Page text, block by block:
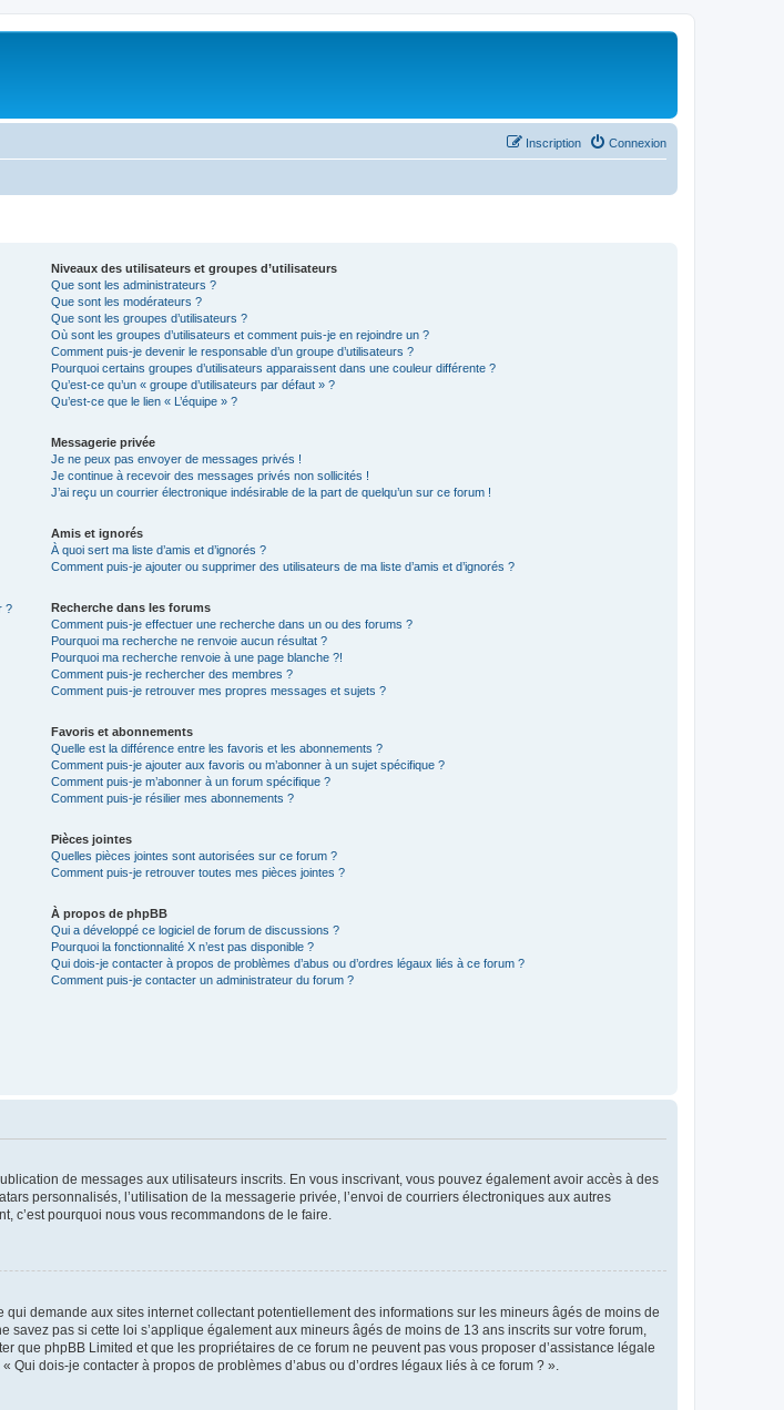
Connexion
Inscription
?
Niveaux des utilisateurs et groupes d’utilisateurs
Que sont les administrateurs ?
Que sont les modérateurs ?
Que sont les groupes d’utilisateurs ?
Où sont les groupes d’utilisateurs et comment puis-je en rejoindre un ?
Comment puis-je devenir le responsable d’un groupe d’utilisateurs ?
Pourquoi certains groupes d’utilisateurs apparaissent dans une couleur différente ?
Qu’est-ce qu’un « groupe d’utilisateurs par défaut » ?
Qu’est-ce que le lien « L’équipe » ?
Messagerie privée
Je ne peux pas envoyer de messages privés !
Je continue à recevoir des messages privés non sollicités !
J’ai reçu un courrier électronique indésirable de la part de quelqu’un sur ce forum !
Amis et ignorés
À quoi sert ma liste d’amis et d’ignorés ?
Comment puis-je ajouter ou supprimer des utilisateurs de ma liste d’amis et d’ignorés ?
Recherche dans les forums
Comment puis-je effectuer une recherche dans un ou des forums ?
Pourquoi ma recherche ne renvoie aucun résultat ?
Pourquoi ma recherche renvoie à une page blanche ?!
Comment puis-je rechercher des membres ?
Comment puis-je retrouver mes propres messages et sujets ?
Favoris et abonnements
Quelle est la différence entre les favoris et les abonnements ?
Comment puis-je ajouter aux favoris ou m’abonner à un sujet spécifique ?
Comment puis-je m’abonner à un forum spécifique ?
Comment puis-je résilier mes abonnements ?
Pièces jointes
Quelles pièces jointes sont autorisées sur ce forum ?
Comment puis-je retrouver toutes mes pièces jointes ?
À propos de phpBB
Qui a développé ce logiciel de forum de discussions ?
Pourquoi la fonctionnalité X n’est pas disponible ?
Qui dois-je contacter à propos de problèmes d’abus ou d’ordres légaux liés à ce forum ?
Comment puis-je contacter un administrateur du forum ?
de messages aux utilisateurs inscrits. En vous inscrivant, vous pouvez également avoir accès à des
personnalisés, l’utilisation de la messagerie privée, l’envoi de courriers électroniques aux autres
c’est pourquoi nous vous recommandons de le faire.
demande aux sites internet collectant potentiellement des informations sur les mineurs âgés de moins de
pas si cette loi s’applique également aux mineurs âgés de moins de 13 ans inscrits sur votre forum,
phpBB Limited et que les propriétaires de ce forum ne peuvent pas vous proposer d’assistance légale
dois-je contacter à propos de problèmes d’abus ou d’ordres légaux liés à ce forum ? ».